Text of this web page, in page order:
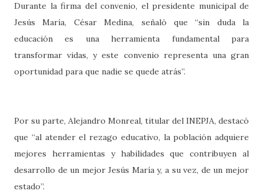
Durante la firma del convenio, el presidente municipal de
Jesús María, César Medina, señaló que “sin duda la
educación es una herramienta fundamental para
transformar vidas, y este convenio representa una gran
oportunidad para que nadie se quede atrás”.
Por su parte, Alejandro Monreal, titular del INEPJA, destacó
que “al atender el rezago educativo, la población adquiere
mejores herramientas y habilidades que contribuyen al
desarrollo de un mejor Jesús María y, a su vez, de un mejor
estado”.